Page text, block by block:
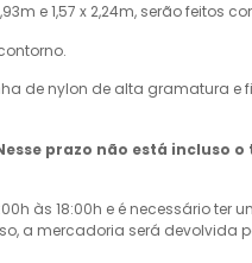
e 1,57 x 2,24m, serão feitos
de nylon de alta gramatura
prazo não está incluso
às 18:00h e é necessário
a mercadoria será devolvida